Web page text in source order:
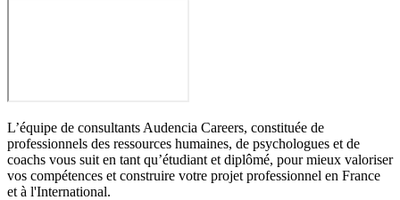
L’équipe de consultants Audencia Careers, constituée de
professionnels des ressources humaines, de psychologues et de
coachs vous suit en tant qu’étudiant et diplômé, pour mieux valoriser
vos compétences et construire votre projet professionnel en France
et à l'International.